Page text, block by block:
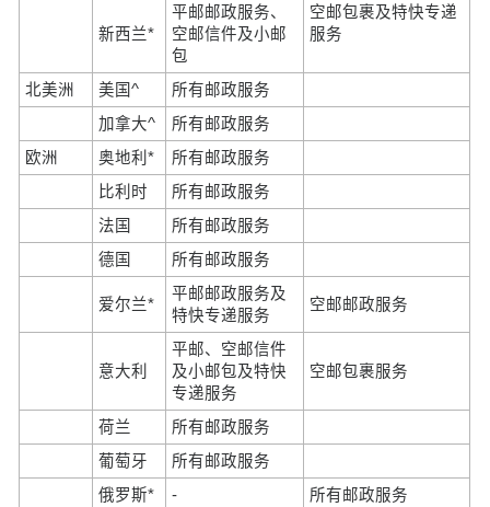
新西兰*
平邮邮政服务、
空邮信件及小邮
包
空邮包裹及特快专递
服务
北美洲 美国^
所有邮政服务
加拿大^
所有邮政服务
欧洲
奥地利*
所有邮政服务
比利时
所有邮政服务
法国
所有邮政服务
德国
所有邮政服务
爱尔兰*
平邮邮政服务及
特快专递服务
空邮邮政服务
意大利
平邮、空邮信件
及小邮包及特快
专递服务
空邮包裹服务
荷兰
所有邮政服务
葡萄牙
所有邮政服务
俄罗斯*
- 所有邮政服务